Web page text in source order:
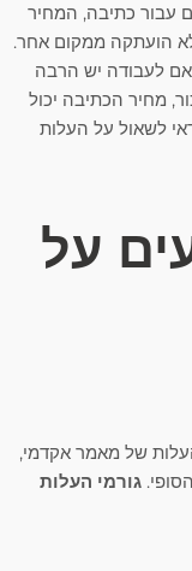
עבור כתיבה, המחיר
לא הועתקה ממקום אחר.
לעבודה יש הרבה
מחיר הכתיבה יכול
לשאול על העלות
על
של מאמר אקדמי,
גורמי העלות